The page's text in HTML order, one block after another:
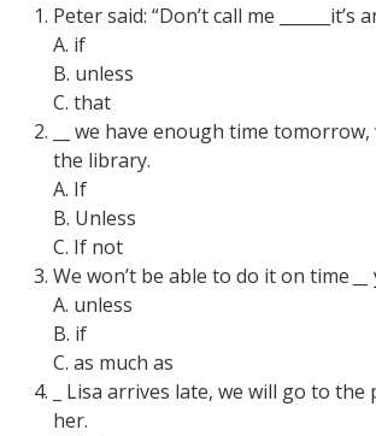
Peter said: “Don’t call me ______it’s
A. if
B. unless
C. that
we have enough time tomorrow,
the library.
A. If
B. Unless
C. If not
We won’t be able to do it on time
A. unless
B. if
C. as much as
Lisa arrives late, we will go to
her.